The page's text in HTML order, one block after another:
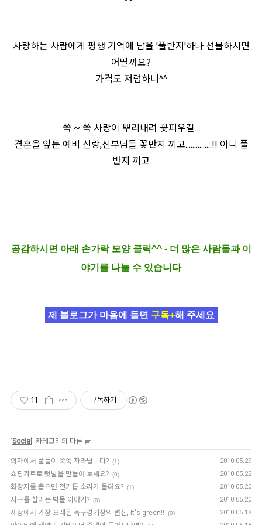
사랑하는 사람에게 평생 기억에 남을 '풀반지'하나 선물하시면
어떨까요?
가격도 저럼하니^^
쑥 ~ 쑥 사랑이 뿌리내려 꽃피우길...
결혼을 앞둔 예비 신랑,신부님들 꽃반지 끼고...............!! 아니 풀
반지 끼고
공감하시면 아래 손가락 모양 클릭^^ - 더 많은 사람들과 이
야기를 나눌 수 있습니다
제 블로그가 마음에 들면 구독+해 주세요
11 구독하기
'Social ' 카테고리의 다른 글
의자에서 풀들이 쑥쑥 자라납니다? (1) 2010.05.29
쇼핑카트로 텃밭을 만들어 보세요? (0) 2010.05.22
화장지를 뽑으면 전기톱 소리가 들려요? (1) 2010.05.20
지구를 살리는 벽돌 이야기? (0) 2010.05.20
세상에서 가장 오래된 축구경기장의 변신, It's green!! (0) 2010.05.18